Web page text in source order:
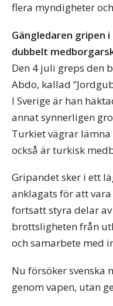
flera myndigheter
Gängledaren gripen
dubbelt
Den 4 juli greps den
Abdo, kallad
I Sverige är han
annat synnerligen
Turkiet vägrar
också är turkisk
Gripandet sker i ett
anklagats för att
fortsatt styra delar
brottsligheten från
och samarbete med
Nu försöker svenska
genom vapen, utan